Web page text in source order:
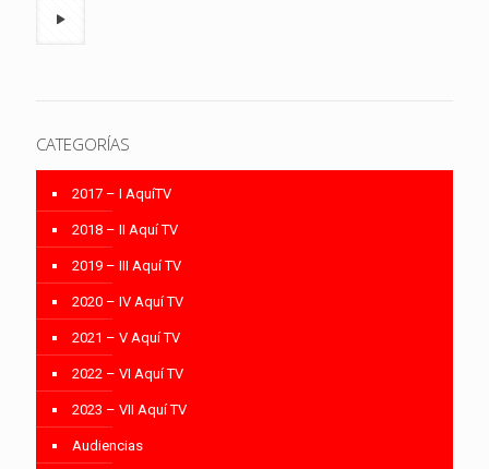
CATEGORÍAS
2017 – I AquíTV
2018 – II Aquí TV
2019 – III Aquí TV
2020 – IV Aquí TV
2021 – V Aquí TV
2022 – VI Aquí TV
2023 – VII Aquí TV
Audiencias